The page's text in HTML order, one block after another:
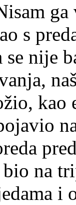
s
nije
kao
na
i